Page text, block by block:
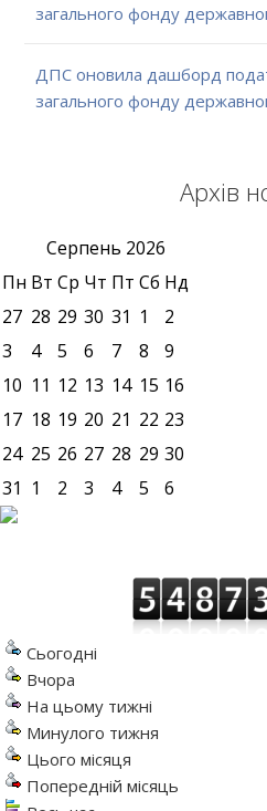
загального фонду
ДПС оновила дашборд
загального фонду
Архів
Серпень 2026
Пн Вт Ср Чт Пт Сб Нд
27 28 29 30 31 1
2
3
4 5 6 7 8
9
10 11 12 13 14 15 16
17 18 19 20 21 22 23
24 25 26 27 28 29 30
31 1 2 3 4 5 6
Сьогодні
Вчора
На цьому тижні
Минулого тижня
Цього місяця
Попередній місяць